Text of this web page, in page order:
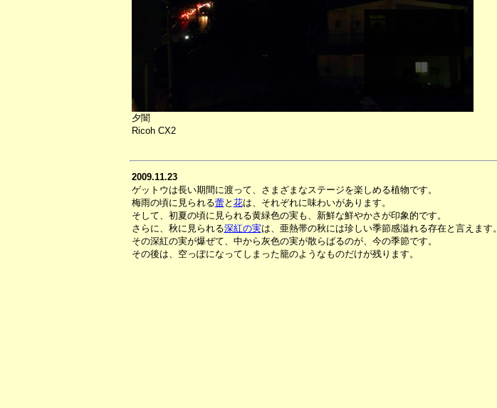
夕闇
Ricoh CX2
2009.11.23
ゲットウは長い期間に渡って、さまざまなステージを楽しめる植物です。
梅雨の頃に見られる蕾と 花は、それぞれに味わいがあります。
そして、初夏の頃に見られる黄緑色の実も、新鮮な鮮やかさが印象的です。
さらに、秋に見られる深紅の実は、亜熱帯の秋には珍しい季節感溢れる存在と言えます。
その深紅の実が爆ぜて、中から灰色の実が散らばるのが、今の季節です。
その後は、空っぽになってしまった籠のようなものだけが残ります。